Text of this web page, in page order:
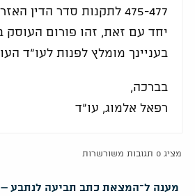
475-477 לתקנות סדר הדין האזרחי.
יחד עם זאת, זהו פורום העוסק
בעניינך מומלץ לפנות לעו"ד
בברכה,
רפאל אלמוג, עו"ד
מציג 0 תגובות משורשרות
מענה ל־המצאת כתב תביעה לנתבע –